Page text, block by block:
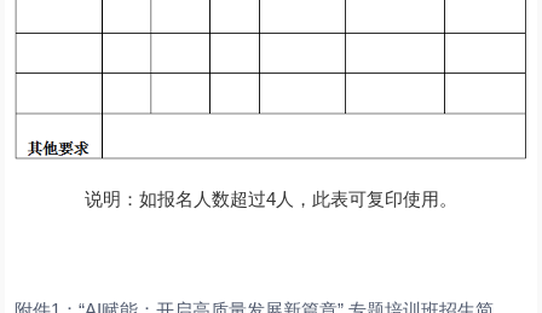
说明：如报名人数超过4人，此表可复印使用。